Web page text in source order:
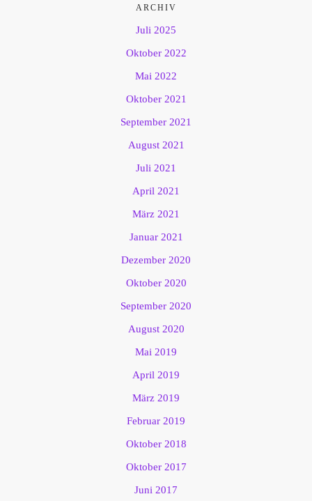
ARCHIV
Juli 2025
Oktober 2022
Mai 2022
Oktober 2021
September 2021
August 2021
Juli 2021
April 2021
März 2021
Januar 2021
Dezember 2020
Oktober 2020
September 2020
August 2020
Mai 2019
April 2019
März 2019
Februar 2019
Oktober 2018
Oktober 2017
Juni 2017